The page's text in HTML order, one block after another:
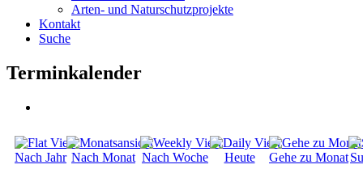
Arten- und Naturschutzprojekte
Kontakt
Suche
Terminkalender
Nach Jahr Nach Monat Nach Woche Heute Gehe zu Monat